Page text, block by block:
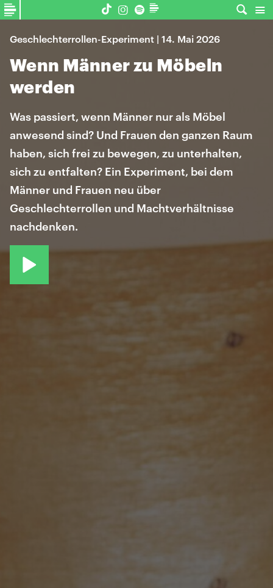
Geschlechterrollen-Experiment | 14. Mai 2026
Wenn Männer zu Möbeln
werden
Was passiert, wenn Männer nur als Möbel
anwesend sind? Und Frauen den ganzen Raum
haben, sich frei zu bewegen, zu unterhalten,
sich zu entfalten? Ein Experiment, bei dem
Männer und Frauen neu über
Geschlechterrollen und Machtverhältnisse
nachdenken.